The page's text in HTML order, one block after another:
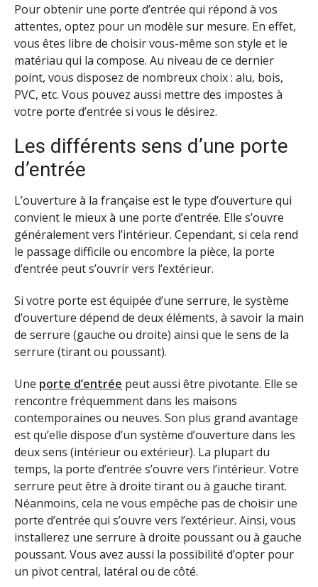
Pour obtenir une porte d’entrée qui répond à vos
attentes, optez pour un modèle sur mesure. En effet,
vous êtes libre de choisir vous-même son style et le
matériau qui la compose. Au niveau de ce dernier
point, vous disposez de nombreux choix : alu, bois,
PVC, etc. Vous pouvez aussi mettre des impostes à
votre porte d’entrée si vous le désirez.
Les différents sens d’une porte
d’entrée
L’ouverture à la française est le type d’ouverture qui
convient le mieux à une porte d’entrée. Elle s’ouvre
généralement vers l’intérieur. Cependant, si cela rend
le passage difficile ou encombre la pièce, la porte
d’entrée peut s’ouvrir vers l’extérieur.
Si votre porte est équipée d’une serrure, le système
d’ouverture dépend de deux éléments, à savoir la main
de serrure (gauche ou droite) ainsi que le sens de la
serrure (tirant ou poussant).
Une porte d’entrée peut aussi être pivotante. Elle se
rencontre fréquemment dans les maisons
contemporaines ou neuves. Son plus grand avantage
est qu’elle dispose d’un système d’ouverture dans les
deux sens (intérieur ou extérieur). La plupart du
temps, la porte d’entrée s’ouvre vers l’intérieur. Votre
serrure peut être à droite tirant ou à gauche tirant.
Néanmoins, cela ne vous empêche pas de choisir une
porte d’entrée qui s’ouvre vers l’extérieur. Ainsi, vous
installerez une serrure à droite poussant ou à gauche
poussant. Vous avez aussi la possibilité d’opter pour
un pivot central, latéral ou de côté.